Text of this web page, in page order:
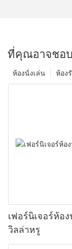
ที่คุณอาจชอบ
ห้อง
ห้องนั่งเล่น
เฟอร์นิเจอร์ห้อ
วิลล่าหรู